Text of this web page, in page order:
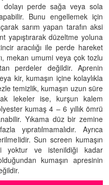
dolayı perde sağa veya sola
Bunu engellemek için
sarım yapan tarafın aksi
yapıştırarak düzeltme yoluna
aracılığı ile perde hareket
mekan umumi veya çok tozlu
perdeler değildir. Aprenin
kir, kumaşın içine kolaylıkla
temizlik, kumaşın uzun süre
lekeler ise, kurşun kalem
kumaş 4 – 6 yıllık ömrü
Yıkama düz bir zemine
yıpratılmamalıdır. Ayrıca
Sun screen kumaşın
yoktur ve istenildiği kadar
kumaşın apresinin